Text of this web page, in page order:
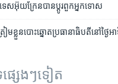
េស​អ៊ុយក្រែន​បាន​ប្តូរ​ពួក​អ្នកទោស
ម​ខ្លួន​បោះ​ឆ្នោត​ប្រធានាធិបតី​​នៅ​ថ្ងៃ​អា
ផ្សេងៗទៀត